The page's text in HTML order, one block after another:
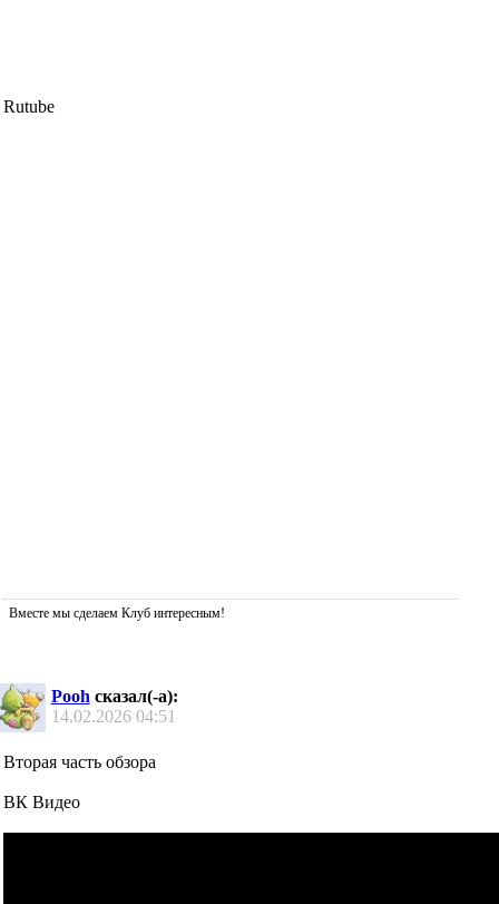
Rutube
Вместе мы сделаем Клуб интересным!
Pooh сказал(-а):
14.02.2026 04:51
Вторая часть обзора
ВК Видео